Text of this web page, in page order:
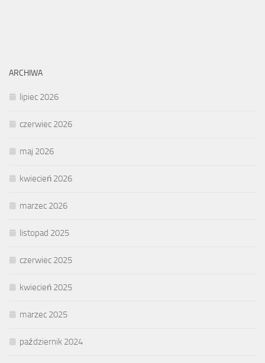
ARCHIWA
lipiec 2026
czerwiec 2026
maj 2026
kwiecień 2026
marzec 2026
listopad 2025
czerwiec 2025
kwiecień 2025
marzec 2025
październik 2024